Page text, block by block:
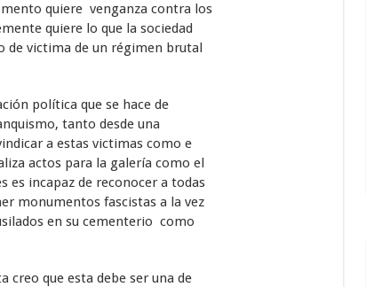
quiere venganza contra los
quiere lo que la sociedad
de victima de un régimen brutal
política que se hace de
tanto desde una
a estas victimas como e
actos para la galería como el
es incapaz de reconocer a todas
monumentos fascistas a la vez
en su cementerio como
creo que esta debe ser una de